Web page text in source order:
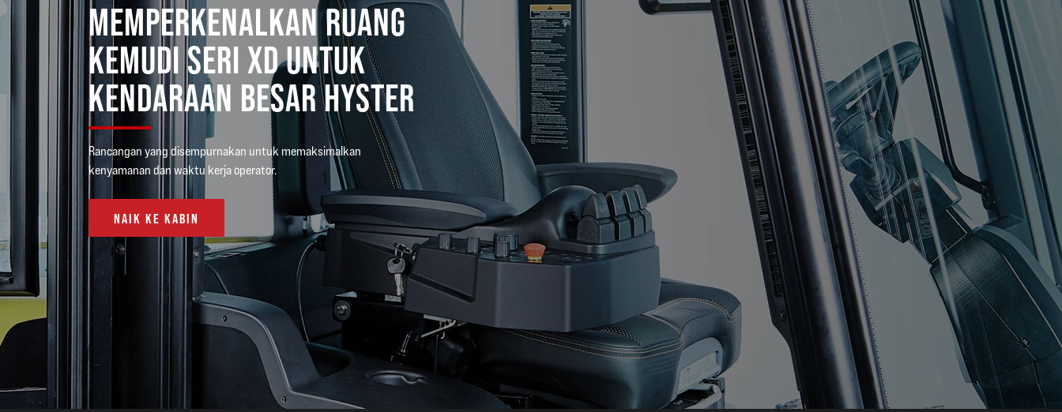
MEMPERKENALKAN RUANG
KEMUDI SERI XD UNTUK
KENDARAAN BESAR HYSTER
Rancangan yang disempurnakan untuk memaksimalkan
kenyamanan dan waktu kerja operator.
NAIK KE KABIN